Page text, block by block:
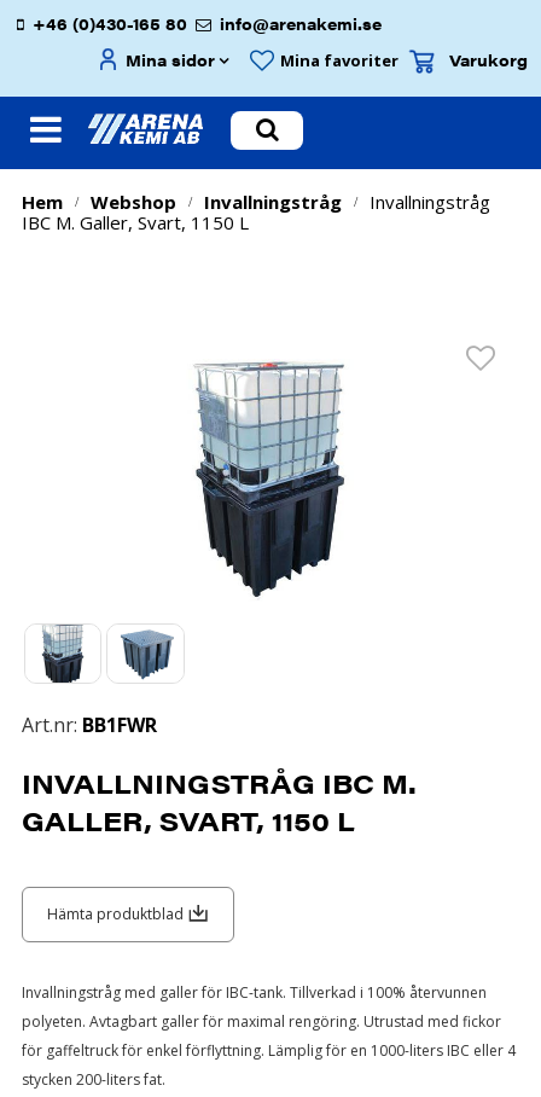
+46 (0)430-165 80
info@arenakemi.se
Mina sidor
Mina favoriter Varukorg
Hem / Webshop / Invallningstråg /
Invallningstråg
IBC M. Galler, Svart, 1150 L
Art.nr: BB1FWR
INVALLNINGSTRÅG IBC M.
GALLER, SVART, 1150 L
Hämta produktblad
Invallningstråg med galler för IBC-tank. Tillverkad i 100% återvunnen
polyeten. Avtagbart galler för maximal rengöring. Utrustad med fickor
för gaffeltruck för enkel förflyttning. Lämplig för en 1000-liters IBC eller 4
stycken 200-liters fat.